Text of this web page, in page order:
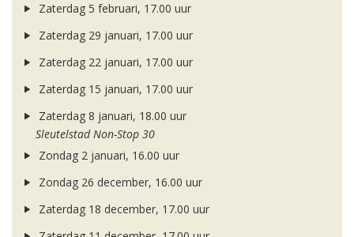
Zaterdag 5 februari, 17.00 uur
Zaterdag 29 januari, 17.00 uur
Zaterdag 22 januari, 17.00 uur
Zaterdag 15 januari, 17.00 uur
Zaterdag 8 januari, 18.00 uur
Sleutelstad Non-Stop 30
Zondag 2 januari, 16.00 uur
Zondag 26 december, 16.00 uur
Zaterdag 18 december, 17.00 uur